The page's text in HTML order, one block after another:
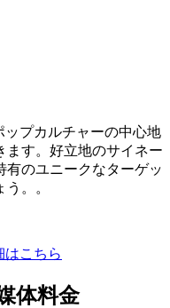
プカルチャーの中心地
ます。好立地のサイネー
有のユニークなターゲッ
。。
はこちら
体料金